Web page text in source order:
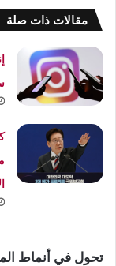
مقالات ذات صلة
تحول في أنماط